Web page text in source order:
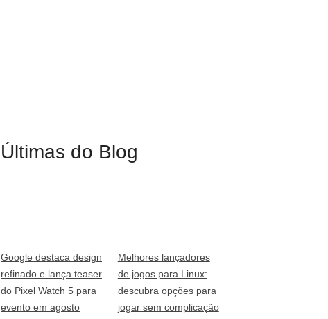
Últimas do Blog
Google destaca design
refinado e lança teaser
do Pixel Watch 5 para
evento em agosto
Melhores lançadores
de jogos para Linux:
descubra opções para
jogar sem complicação